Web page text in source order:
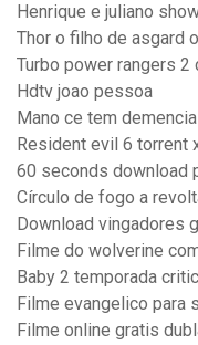
Henrique e juliano
Thor o filho de asgard
Turbo power rangers 2
Hdtv joao pessoa
Mano ce tem
Resident evil 6 torrent
60 seconds download
Círculo de fogo a
Download vingadores
Filme do wolverine
Baby 2 temporada
Filme evangelico para
Filme online gratis